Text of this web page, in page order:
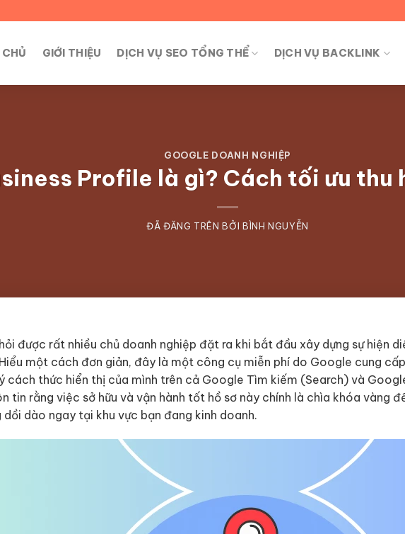
GIỚI THIỆU DỊCH VỤ SEO TỔNG THỂ DỊCH VỤ BACKLINK
GOOGLE DOANH NGHIỆP
Profile là gì? Cách tối ưu thu
ĐÃ ĐĂNG TRÊNBỞI BÌNH NGUYỄN
được rất nhiều chủ doanh nghiệp đặt ra khi bắt đầu xây dựng sự hiện
một cách đơn giản, đây là một công cụ miễn phí do Google cung cấp
cách thức hiển thị của mình trên cả Google Tìm kiếm (Search) và
tin rằng việc sở hữu và vận hành tốt hồ sơ này chính là chìa khóa vàng
dào ngay tại khu vực bạn đang kinh doanh.